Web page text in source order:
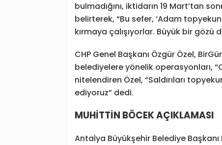
bulmadığını, iktidarın 19 Mart’tan
belirterek, “Bu sefer, ‘Adam
kırmaya çalışıyorlar. Büyük bir
CHP Genel Başkanı Özgür Özel,
belediyelere yönelik operasyonları,
nitelendiren Özel, “Saldırıları
ediyoruz” dedi.
MUHİTTİN BÖCEK AÇIKLAMASI
Antalya Büyükşehir Belediye